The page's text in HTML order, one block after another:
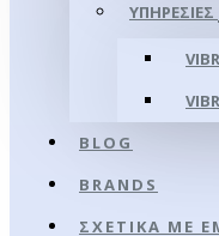
ΥΠΗΡΕΣΊΕΣ
BLOG
BRANDS
ΣΧΕΤΙΚΆ ΜΕ